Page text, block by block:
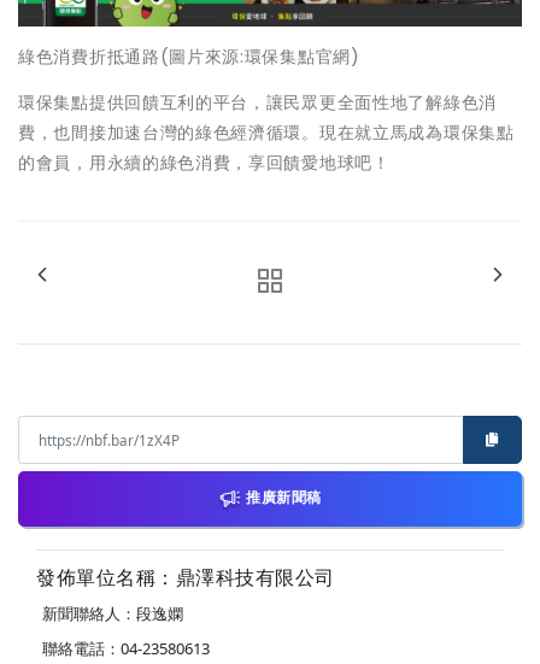
綠色消費折抵通路(圖片來源:環保集點官網)
環保集點提供回饋互利的平台，讓民眾更全面性地了解綠色消
費，也間接加速台灣的綠色經濟循環。現在就立馬成為環保集點
的會員，用永續的綠色消費，享回饋愛地球吧！
推廣新聞稿
發佈單位名稱：鼎澤科技有限公司
新聞聯絡人：段逸嫻
聯絡電話：04-23580613